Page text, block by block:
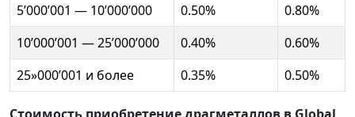
5’000’001 — 10’000’000
0.50%
0.80%
10’000’001 — 25’000’000
0.40%
0.60%
25»000’001 и более
0.35% 0.50%